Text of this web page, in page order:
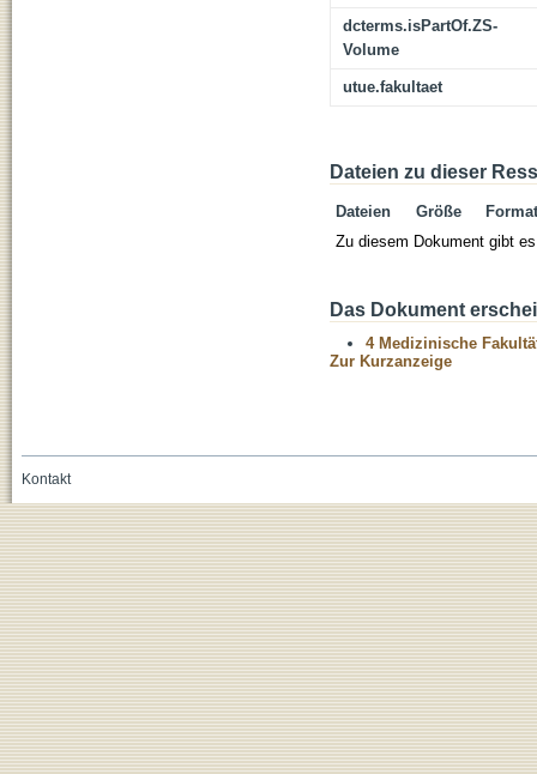
dcterms.isPartOf.ZS-
Volume
utue.fakultaet
Dateien zu dieser
Dateien Größe
Format
Zu diesem Dokument gibt
Das Dokument
4 Medizinische
Zur Kurzanzeige
Kontakt